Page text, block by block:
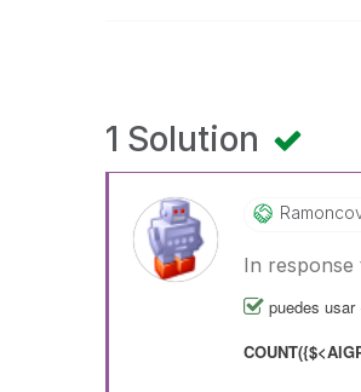
1 Solution
In response
puedes